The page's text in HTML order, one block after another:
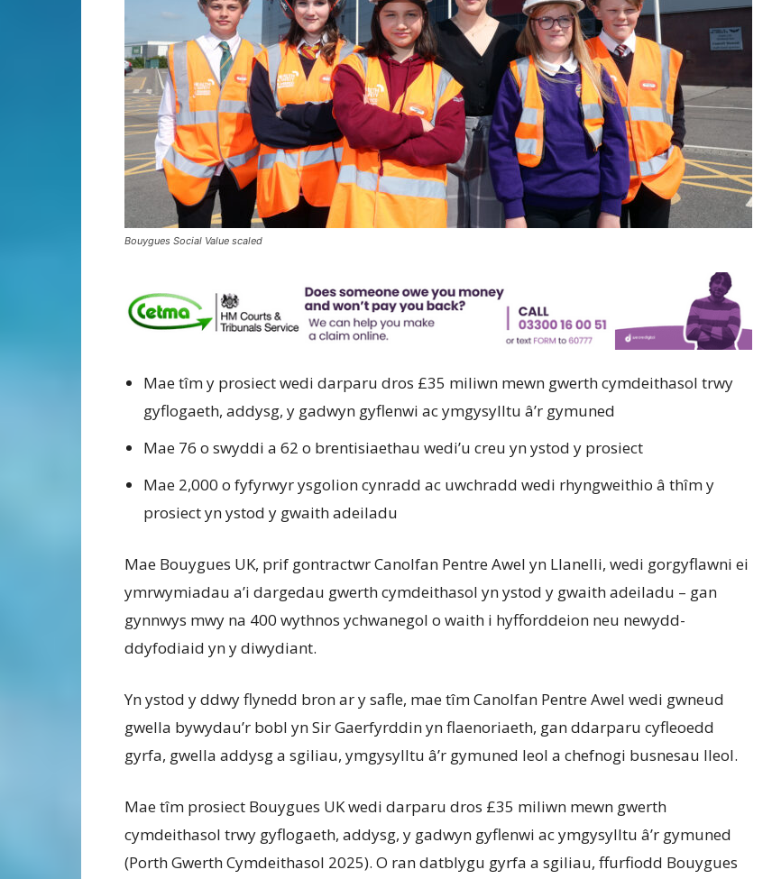
Bouygues Social Value scaled
Mae tîm y prosiect wedi darparu dros £35 miliwn mewn gwerth cymdeithasol trwy
gyflogaeth, addysg, y gadwyn gyflenwi ac ymgysylltu â’r gymuned
Mae 76 o swyddi a 62 o brentisiaethau wedi’u creu yn ystod y prosiect
Mae 2,000 o fyfyrwyr ysgolion cynradd ac uwchradd wedi rhyngweithio â thîm y
prosiect yn ystod y gwaith adeiladu
Mae Bouygues UK, prif gontractwr Canolfan Pentre Awel yn Llanelli, wedi gorgyflawni ei
ymrwymiadau a’i dargedau gwerth cymdeithasol yn ystod y gwaith adeiladu – gan
gynnwys mwy na 400 wythnos ychwanegol o waith i hyfforddeion neu newydd-
ddyfodiaid yn y diwydiant.
Yn ystod y ddwy flynedd bron ar y safle, mae tîm Canolfan Pentre Awel wedi gwneud
gwella bywydau’r bobl yn Sir Gaerfyrddin yn flaenoriaeth, gan ddarparu cyfleoedd
gyrfa, gwella addysg a sgiliau, ymgysylltu â’r gymuned leol a chefnogi busnesau lleol.
Mae tîm prosiect Bouygues UK wedi darparu dros £35 miliwn mewn gwerth
cymdeithasol trwy gyflogaeth, addysg, y gadwyn gyflenwi ac ymgysylltu â’r gymuned
(Porth Gwerth Cymdeithasol 2025). O ran datblygu gyrfa a sgiliau, ffurfiodd Bouygues